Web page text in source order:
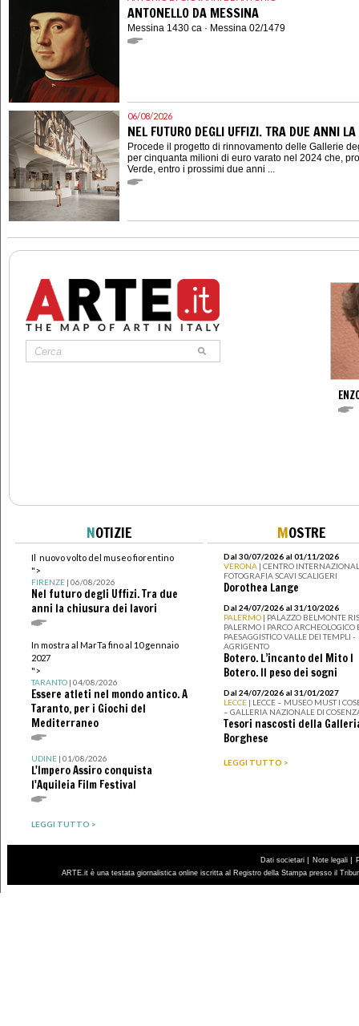
ANTONELLO DA MESSINA
Messina 1430 ca · Messina 02/1479
06/08/2026
NEL FUTURO DEGLI UFFIZI. TRA DUE ANNI
Procede il progetto di rinnovamento delle Gallerie
per cinquanta milioni di euro varato nel 2024 che,
Verde, entro i prossimi due anni ...
NOTIZIE
Il nuovo volto del museo fiorentino
">
FIRENZE| 06/08/2026
Nel futuro degli Uffizi. Tra due
anni la chiusura dei lavori
In mostra al MarTa fino al 10 gennaio
2027
">
TARANTO| 04/08/2026
Essere atleti nel mondo antico. A
Taranto, per i Giochi del
Mediterraneo
UDINE| 01/08/2026
L'Impero Assiro conquista
l'Aquileia Film Festival
LEGGI TUTTO >
MOSTRE
Dal 30/07/2026 al 01/11/2026
VERONA | CENTRO
FOTOGRAFIA SCAVI SCALIGERI
Dorothea Lange
Dal 24/07/2026 al 31/10/2026
PALERMO | PALAZZO BELMONTE
PALERMO I PARCO ARCHEOLOGICO
PAESAGGISTICO VALLE DEI TEMPLI -
AGRIGENTO
Botero. L’incanto del Mito I
Botero. Il peso dei sogni
Dal 24/07/2026 al 31/01/2027
LECCE | LECCE – MUSEO MUST I
– GALLERIA NAZIONALE DI
Tesori nascosti della
Borghese
LEGGI TUTTO >
Dati societari | Note legali |
ARTE.it è una testata giornalistica online iscritta al Registro della Stampa presso il